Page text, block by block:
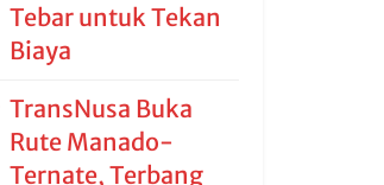
Tebar untuk Tekan
Biaya
TransNusa Buka
Rute Manado-
Ternate, Terbang